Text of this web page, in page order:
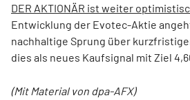
DER AKTIONÄR ist weiter
Entwicklung der Evotec-Aktie
nachhaltige Sprung über
dies als neues Kaufsignal mit Ziel
(Mit Material von dpa-AFX)